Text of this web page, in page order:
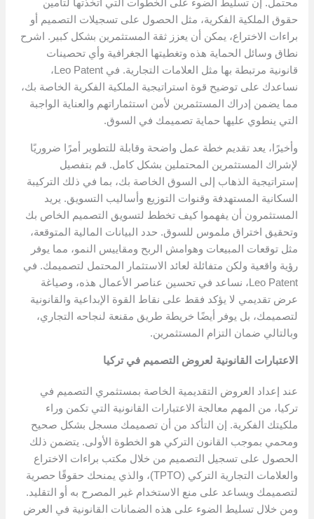
محتمل. إن تسليط الضوء على الخطوات التي اتخذتها لتأمين
حقوق الملكية الفكرية، مثل الحصول على تسجيلات التصميم أو
براءات الاختراع، يمكن أن يعزز ثقة المستثمرين بشكل كبير. اشرح
نطاق وسائل الحماية هذه وتغطيتها الجغرافية وأي تحصينات
قانونية مرتبطة بها مثل العلامات التجارية. في Leo Patent،
نساعدك على توضيح قوة استراتيجية الملكية الفكرية الخاصة بك،
مما يضمن إدراك المستثمرين لأمن استثماراتهم والعناية الواجبة
التي ينطوي عليها حماية تصميمك في السوق.
وأخيرًا، يعد تقديم خطة عمل واضحة وقابلة للتطوير أمرًا ضروريًا
لإشراك المستثمرين المحتملين بشكل كامل. قم بتفصيل
إستراتيجية الذهاب إلى السوق الخاصة بك، بما في ذلك التركيبة
السكانية المستهدفة وقنوات التوزيع وأساليب التسويق. يريد
المستثمرون أن يفهموا كيف تخطط لتسويق التصميم الخاص بك
وتحقيق اختراق ملموس للسوق. حدد البيانات المالية المتوقعة،
مثل توقعات المبيعات وهوامش الربح ومقاييس النمو، مما يوفر
رؤية واقعية ولكن متفائلة لعائد الاستثمار المحتمل لتصميمك. في
Leo Patent، نساعد في تحسين عناصر الأعمال هذه، وصياغة
عرض تقديمي لا يؤكد فقط على نقاط القوة الإبداعية والقانونية
لتصميمك، بل يوفر أيضًا خريطة طريق مقنعة لنجاحه التجاري،
وبالتالي ضمان التزام المستثمرين.
الاعتبارات القانونية لعروض التصميم في تركيا
عند إعداد العروض التقديمية الخاصة بمستثمري التصميم في
تركيا، من المهم معالجة الاعتبارات القانونية التي تكمن وراء
ملكيتك الفكرية. إن التأكد من أن تصميمك مسجل بشكل صحيح
ومحمي بموجب القانون التركي هو الخطوة الأولى. يتضمن ذلك
الحصول على تسجيل التصميم من خلال مكتب براءات الاختراع
والعلامات التجارية التركي (TPTO)، والذي يمنحك حقوقًا حصرية
لتصميمك ويساعد على منع الاستخدام غير المصرح به أو التقليد.
ومن خلال تسليط الضوء على هذه الضمانات القانونية في العرض